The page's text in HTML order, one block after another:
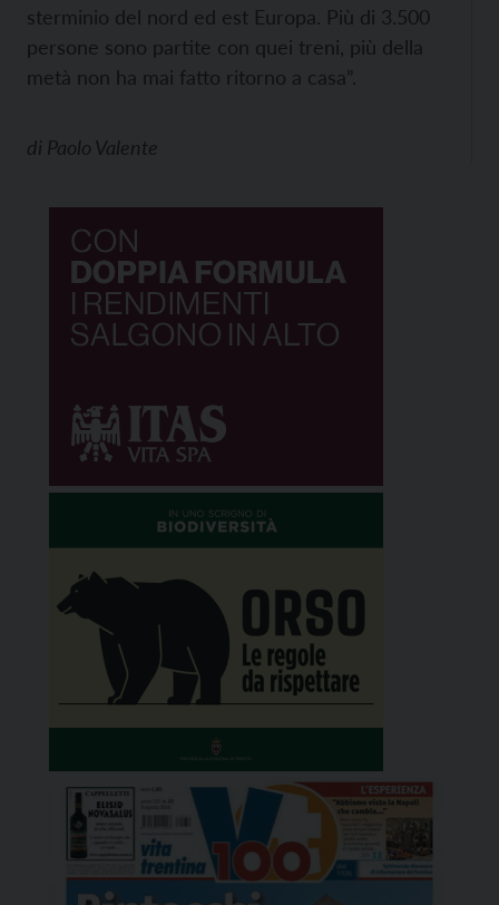
sterminio del nord ed est Europa. Più di 3.500
persone sono partite con quei treni, più della
metà non ha mai fatto ritorno a casa”.
di Paolo Valente